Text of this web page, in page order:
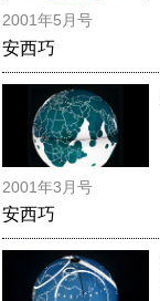
2001年5月号
安西巧
2001年3月号
安西巧